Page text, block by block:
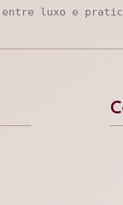
luxo e